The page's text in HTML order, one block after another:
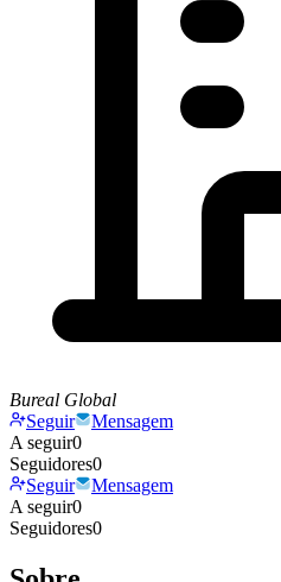
Bureal Global
Seguir
Mensagem
A seguir0
Seguidores0
Seguir
Mensagem
A seguir0
Seguidores0